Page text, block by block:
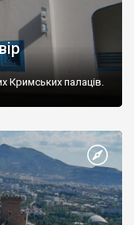
Кримських палаців.